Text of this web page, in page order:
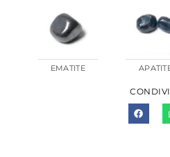
EMATITE